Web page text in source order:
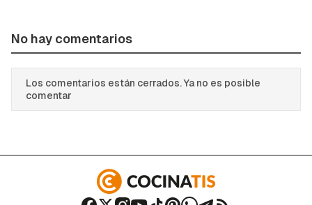
No hay comentarios
Los comentarios están cerrados. Ya no es posible
comentar